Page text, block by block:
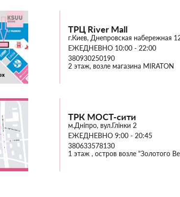
ТРЦ River Mall
г.Киев, Днепровская набережная
ЕЖЕДНЕВНО 10:00 - 22:00
380930250190
2 этаж, возле магазина MIRATON
ТРК МОСТ-сити
м.Дніпро, вул.Глінки 2
ЕЖЕДНЕВНО 9:00 - 20:45
380633578130
1 этаж , остров возле "Золотого